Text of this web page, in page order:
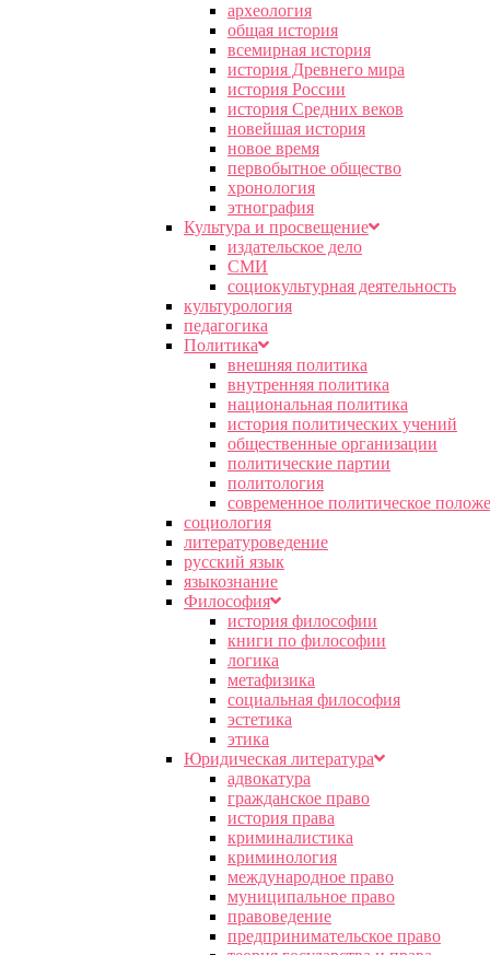
археология
общая история
всемирная история
история Древнего мира
история России
история Средних веков
новейшая история
новое время
первобытное общество
хронология
этнография
Культура и просвещение
издательское дело
СМИ
социокультурная деятельность
культурология
педагогика
Политика
внешняя политика
внутренняя политика
национальная политика
история политических учений
общественные организации
политические партии
политология
современное политическое
социология
литературоведение
русский язык
языкознание
Философия
история философии
книги по философии
логика
метафизика
социальная философия
эстетика
этика
Юридическая литература
адвокатура
гражданское право
история права
криминалистика
криминология
международное право
муниципальное право
правоведение
предпринимательское право